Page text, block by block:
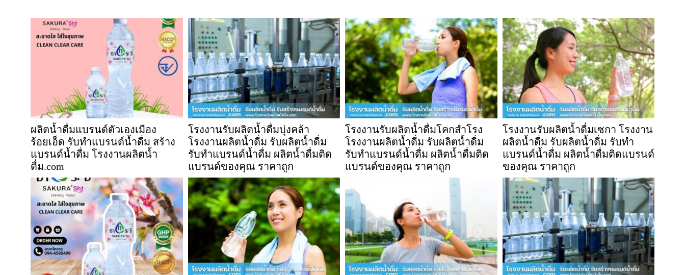
ผลิตน้ำดื่มแบรนด์ตัวเองเมือง
ร้อยเอ็ด รับทำแบรนด์น้ำดื่ม สร้าง
แบรนด์น้ำดื่ม โรงงานผลิตน้ำ
ดื่ม.com
โรงงานรับผลิตน้ำดื่มบุ่งคล้า
โรงงานผลิตน้ำดื่ม รับผลิตน้ำดื่ม
รับทำแบรนด์น้ำดื่ม ผลิตน้ำดื่มติด
แบรนด์ของคุณ ราคาถูก
โรงงานรับผลิตน้ำดื่มโคกสำโรง
โรงงานผลิตน้ำดื่ม รับผลิตน้ำดื่ม
รับทำแบรนด์น้ำดื่ม ผลิตน้ำดื่มติด
แบรนด์ของคุณ ราคาถูก
โรงงานรับผลิตน้ำดื่มเซกา โรงงาน
ผลิตน้ำดื่ม รับผลิตน้ำดื่ม รับทำ
แบรนด์น้ำดื่ม ผลิตน้ำดื่มติดแบรนด์
ของคุณ ราคาถูก